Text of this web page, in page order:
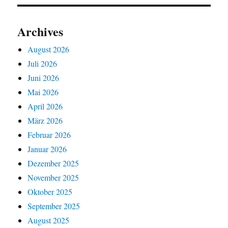
Archives
August 2026
Juli 2026
Juni 2026
Mai 2026
April 2026
März 2026
Februar 2026
Januar 2026
Dezember 2025
November 2025
Oktober 2025
September 2025
August 2025